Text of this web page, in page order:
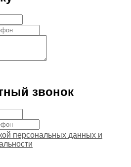
звонок
персональных данных и